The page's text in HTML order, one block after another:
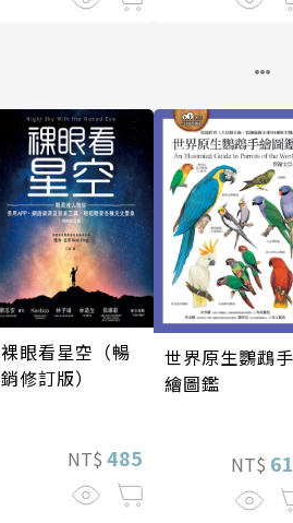
裸眼看星空（暢
銷修訂版）
NT$ 485
世界原生鸚鵡手
繪圖鑑
NT$